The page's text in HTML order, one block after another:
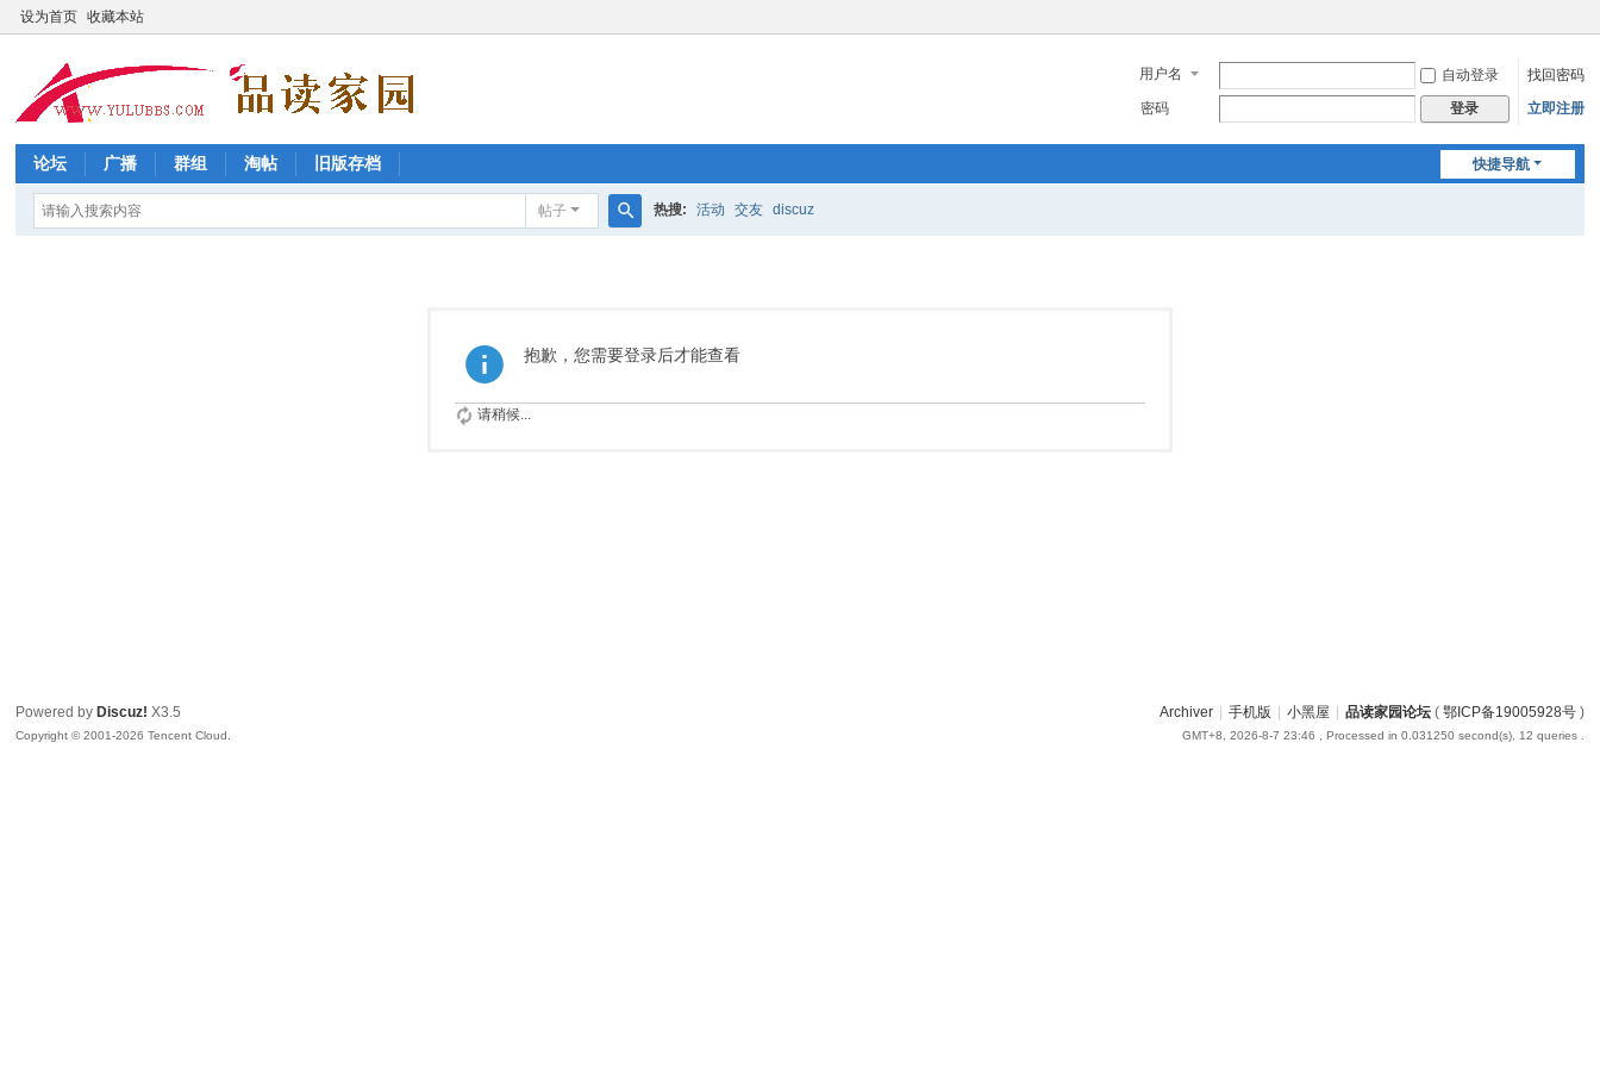
设为首页 收藏本站
用户名 自动登录
找回密码
密码
登录 立即注册
快捷导航
论坛 广播 群组 淘帖 旧版存档
帖子 热搜: 活动 交友 discuz
抱歉，您需要登录后才能查看
请稍候...
Archiver 手机版 小黑屋 品读家园论坛( 鄂ICP备19005928号 )
GMT+8, 2026-8-7 23:46 , Processed in 0.031250 second(s), 12 queries .
Powered by Discuz! X3.5
Copyright © 2001-2026 Tencent Cloud.